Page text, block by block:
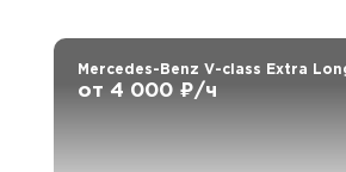
Mercedes-Benz V-class Extra
от 4 000 ₽/ч